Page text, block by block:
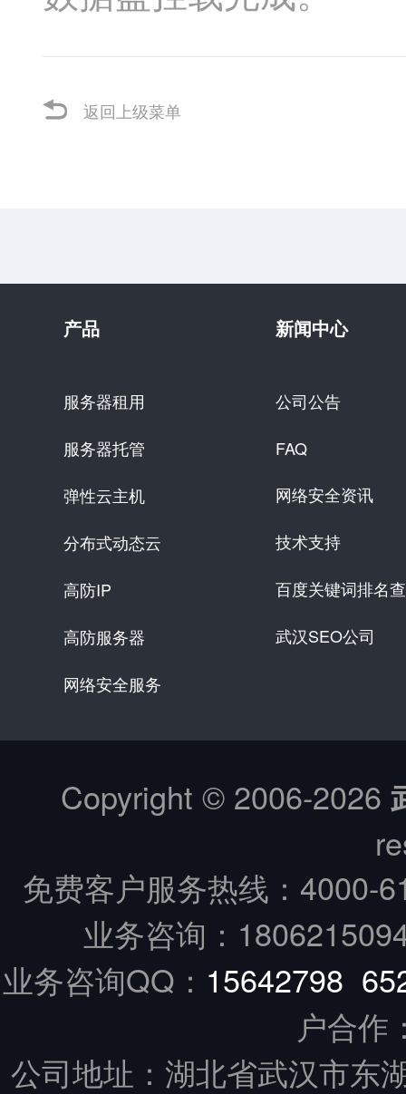
返回上级菜单
产品
服务器租用
服务器托管
弹性云主机
分布式动态云
高防IP
高防服务器
网络安全服务
新闻中心
公司公告
FAQ
网络安全资讯
技术支持
百度关键词排名
武汉SEO公司
Copyright © 2006-2026
免费客户服务热线： 4000-
业务咨询：
业务咨询QQ： 15642798
户合作
公司地址：湖北省武汉市东